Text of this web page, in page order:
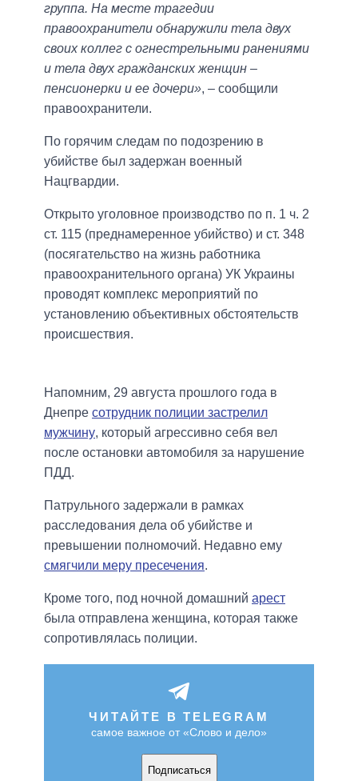
группа. На месте трагедии
правоохранители обнаружили тела двух
своих коллег с огнестрельными ранениями
и тела двух гражданских женщин –
пенсионерки и ее дочери», – сообщили
правоохранители.
По горячим следам по подозрению в
убийстве был задержан военный
Нацгвардии.
Открыто уголовное производство по п. 1 ч. 2
ст. 115 (преднамеренное убийство) и ст. 348
(посягательство на жизнь работника
правоохранительного органа) УК Украины
проводят комплекс мероприятий по
установлению объективных обстоятельств
происшествия.
Напомним, 29 августа прошлого года в
Днепре сотрудник полиции застрелил
мужчину, который агрессивно себя вел
после остановки автомобиля за нарушение
ПДД.
Патрульного задержали в рамках
расследования дела об убийстве и
превышении полномочий. Недавно ему
смягчили меру пресечения.
Кроме того, под ночной домашний арест
была отправлена женщина, которая также
сопротивлялась полиции.
ЧИТАЙТЕ В TELEGRAM
самое важное от «Слово и дело»
Подписаться